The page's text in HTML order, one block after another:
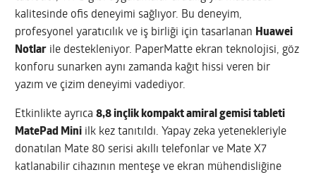
kalitesinde ofis deneyimi sağlıyor. Bu deneyim,
profesyonel yaratıcılık ve iş birliği için tasarlanan Huawei
Notlar ile destekleniyor. PaperMatte ekran teknolojisi, göz
konforu sunarken aynı zamanda kağıt hissi veren bir
yazım ve çizim deneyimi vadediyor.
Etkinlikte ayrıca8,8 inçlik kompakt amiral gemisi tableti
MatePad Mini ilk kez tanıtıldı. Yapay zeka yetenekleriyle
donatılan Mate 80 serisi akıllı telefonlar ve Mate X7
katlanabilir cihazının menteşe ve ekran mühendisliğine